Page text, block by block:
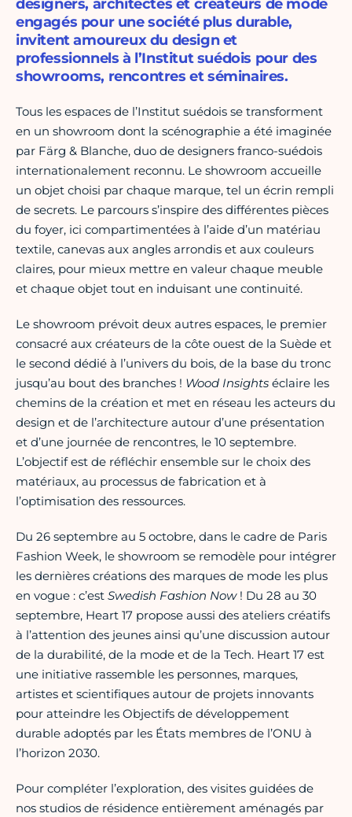
designers, architectes et créateurs de mode
engagés pour une société plus durable,
invitent amoureux du design et
professionnels à l’Institut suédois pour des
showrooms, rencontres et séminaires.
Tous les espaces de l’Institut suédois se transforment
en un showroom dont la scénographie a été imaginée
par Färg & Blanche, duo de designers franco-suédois
internationalement reconnu. Le showroom accueille
un objet choisi par chaque marque, tel un écrin rempli
de secrets. Le parcours s’inspire des différentes pièces
du foyer, ici compartimentées à l’aide d’un matériau
textile, canevas aux angles arrondis et aux couleurs
claires, pour mieux mettre en valeur chaque meuble
et chaque objet tout en induisant une continuité.
Le showroom prévoit deux autres espaces, le premier
consacré aux créateurs de la côte ouest de la Suède et
le second dédié à l’univers du bois, de la base du tronc
jusqu’au bout des branches ! Wood Insights éclaire les
chemins de la création et met en réseau les acteurs du
design et de l’architecture autour d’une présentation
et d’une journée de rencontres, le 10 septembre.
L’objectif est de réfléchir ensemble sur le choix des
matériaux, au processus de fabrication et à
l’optimisation des ressources.
Du 26 septembre au 5 octobre, dans le cadre de Paris
Fashion Week, le showroom se remodèle pour intégrer
les dernières créations des marques de mode les plus
en vogue : c’est Swedish Fashion Now! Du 28 au 30
septembre, Heart 17 propose aussi des ateliers créatifs
à l’attention des jeunes ainsi qu’une discussion autour
de la durabilité, de la mode et de la Tech. Heart 17 est
une initiative rassemble les personnes, marques,
artistes et scientifiques autour de projets innovants
pour atteindre les Objectifs de développement
durable adoptés par les États membres de l’ONU à
l’horizon 2030.
Pour compléter l’exploration, des visites guidées de
nos studios de résidence entièrement aménagés par